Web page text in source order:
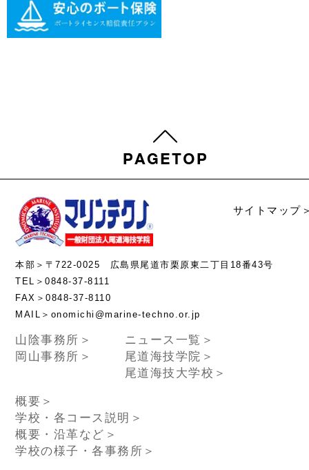
サイトマップ
本部＞〒722-0025 広島県尾道市栗原東二丁目18番43号
TEL＞0848-37-8111
FAX＞0848-37-8110
MAIL＞onomichi@marine-techno.or.jp
山陰事務所＞
岡山事務所＞
ニュース一覧＞
尾道海技学院＞
尾道海技大学校＞
概要＞
学校・各コース説明＞
概要・沿革など＞
学校の様子・各事務所＞